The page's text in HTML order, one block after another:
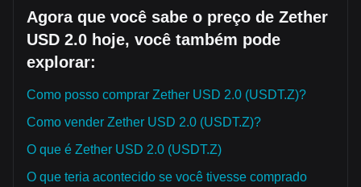
Agora que você sabe o preço de Zether
USD 2.0 hoje, você também pode
explorar:
Como posso comprar Zether USD 2.0 (USDT.Z)?
Como vender Zether USD 2.0 (USDT.Z)?
O que é Zether USD 2.0 (USDT.Z)
O que teria acontecido se você tivesse comprado